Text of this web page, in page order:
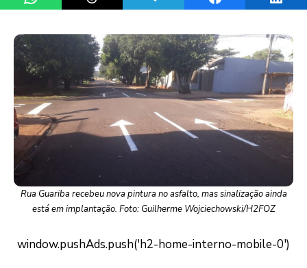
Rua Guariba recebeu nova pintura no asfalto, mas sinalização ainda
está em implantação. Foto: Guilherme Wojciechowski/H2FOZ